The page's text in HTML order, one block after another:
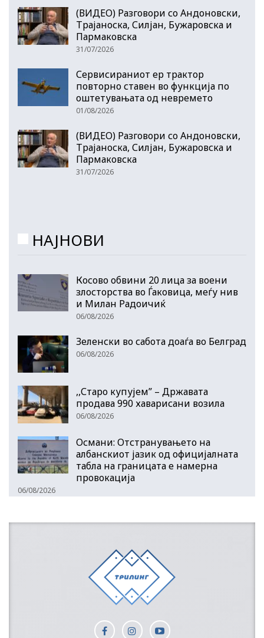
(ВИДЕО) Разговори со Андоновски,
Трајаноска, Силјан, Бужаровска и
Пармаковска
31/07/2026
Сервисираниот ер трактор
повторно ставен во функција по
оштетувањата од невремето
01/08/2026
(ВИДЕО) Разговори со Андоновски,
Трајаноска, Силјан, Бужаровска и
Пармаковска
31/07/2026
НАЈНОВИ
Косово обвини 20 лица за воени
злосторства во Ѓаковица, меѓу нив
и Милан Радоичиќ
06/08/2026
Зеленски во сабота доаѓа во Белград
06/08/2026
,,Старо купујем” – Државата
продава 990 хаварисани возила
06/08/2026
Османи: Отстранувањето на
албанскиот јазик од официјалната
табла на границата е намерна
провокација
06/08/2026